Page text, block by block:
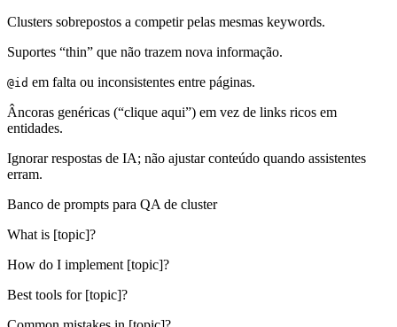
Clusters sobrepostos a competir pelas mesmas keywords.
Suportes “thin” que não trazem nova informação.
@id em falta ou inconsistentes entre páginas.
Âncoras genéricas (“clique aqui”) em vez de links ricos em
entidades.
Ignorar respostas de IA; não ajustar conteúdo quando assistentes
erram.
Banco de prompts para QA de cluster
What is [topic]?
How do I implement [topic]?
Best tools for [topic]?